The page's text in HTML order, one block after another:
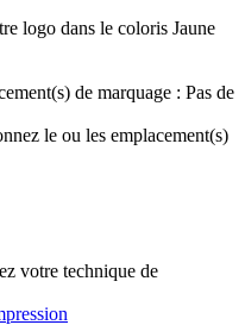
de marquage : Pas de
le ou les emplacement(s)
votre technique de